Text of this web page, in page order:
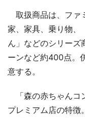
取扱商品は、ファ
家、家具、乗り物、
ん」などのシリーズ
ーンなど約400点。
意する。
「森の赤ちゃんコ
プレミアム店の特徴